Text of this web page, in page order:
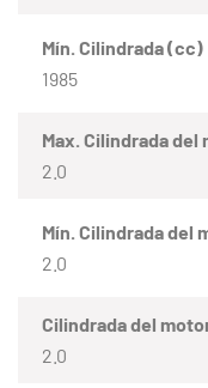
Mín. Cilindrada (cc)
1985
Max. Cilindrada del
2.0
Mín. Cilindrada del
2.0
Cilindrada del
2.0